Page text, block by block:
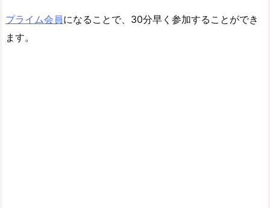
プライム会員になることで、30分早く参加することができ
ます。